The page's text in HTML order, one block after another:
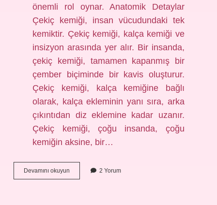
önemli rol oynar. Anatomik Detaylar
Çekiç kemiği, insan vücudundaki tek
kemiktir. Çekiç kemiği, kalça kemiği ve
insizyon arasında yer alır. Bir insanda,
çekiç kemiği, tamamen kapanmış bir
çember biçiminde bir kavis oluşturur.
Çekiç kemiği, kalça kemiğine bağlı
olarak, kalça ekleminin yanı sıra, arka
çıkıntıdan diz eklemine kadar uzanır.
Çekiç kemiği, çoğu insanda, çoğu
kemiğin aksine, bir…
Devamını okuyun
kemiği
2 Yorum